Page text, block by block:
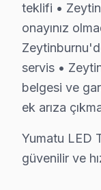
C:
S:
C:
S:
C:
C:
teklifi •
onayınız
servis •
belgesi ve
ek arıza
Yumatu LED
güvenilir ve